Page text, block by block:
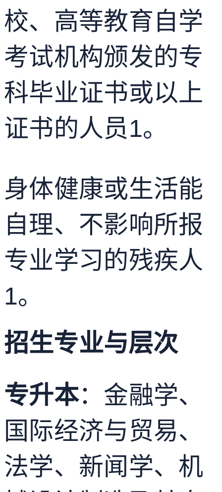
校、高等教育自学
考试机构颁发的专
科毕业证书或以上
证书的人员1。
身体健康或生活能
自理、不影响所报
专业学习的残疾人
1。
招生专业与层次
专升本：金融学、
国际经济与贸易、
法学、新闻学、机